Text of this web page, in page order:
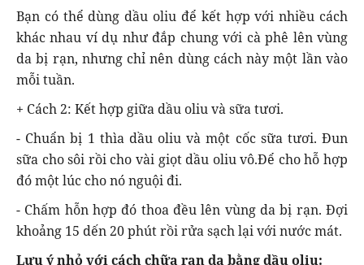
Bạn có thể dùng dầu oliu để kết hợp với nhiều cách
khác nhau ví dụ như đắp chung với cà phê lên vùng
da bị rạn, nhưng chỉ nên dùng cách này một lần vào
mỗi tuần.
+ Cách 2: Kết hợp giữa dầu oliu và sữa tươi.
- Chuẩn bị 1 thìa dầu oliu và một cốc sữa tươi. Đun
sữa cho sôi rồi cho vài giọt dầu oliu vô.Để cho hỗ hợp
đó một lúc cho nó nguội đi.
- Chấm hỗn hợp đó thoa đều lên vùng da bị rạn. Đợi
khoảng 15 dến 20 phút rồi rửa sạch lại với nước mát.
Lưu ý nhỏ với cách chữa rạn da bằng dầu oliu: